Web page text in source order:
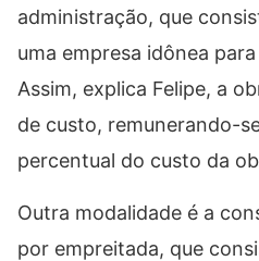
administração, que
uma empresa idônea
Assim, explica Felipe, a
de custo, remunerando-
percentual do custo da
Outra modalidade é a
por empreitada, que